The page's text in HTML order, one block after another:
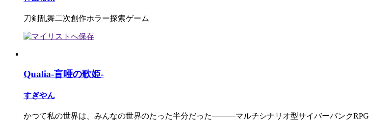
刀剣乱舞二次創作ホラー探索ゲーム
Qualia-盲唖の歌姫-
すぎやん
かつて私の世界は、みんなの世界のたった半分だった―――マルチシナリオ型サイバーパンクRPG